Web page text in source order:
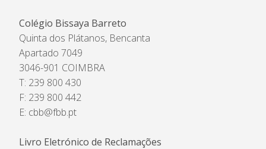
Colégio Bissaya Barreto
Quinta dos Plátanos, Bencanta
Apartado 7049
3046-901 COIMBRA
T: 239 800 430
F: 239 800 442
E: cbb@fbb.pt
Livro Eletrónico de Reclamações